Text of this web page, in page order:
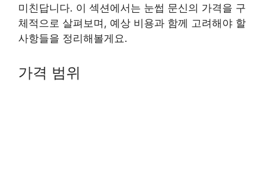
미친답니다. 이 섹션에서는 눈썹 문신의 가격을 구
체적으로 살펴보며, 예상 비용과 함께 고려해야 할
사항들을 정리해볼게요.
가격 범위